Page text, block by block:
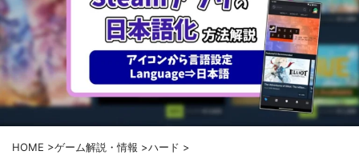
HOME >ゲーム解説・情報 >ハード >